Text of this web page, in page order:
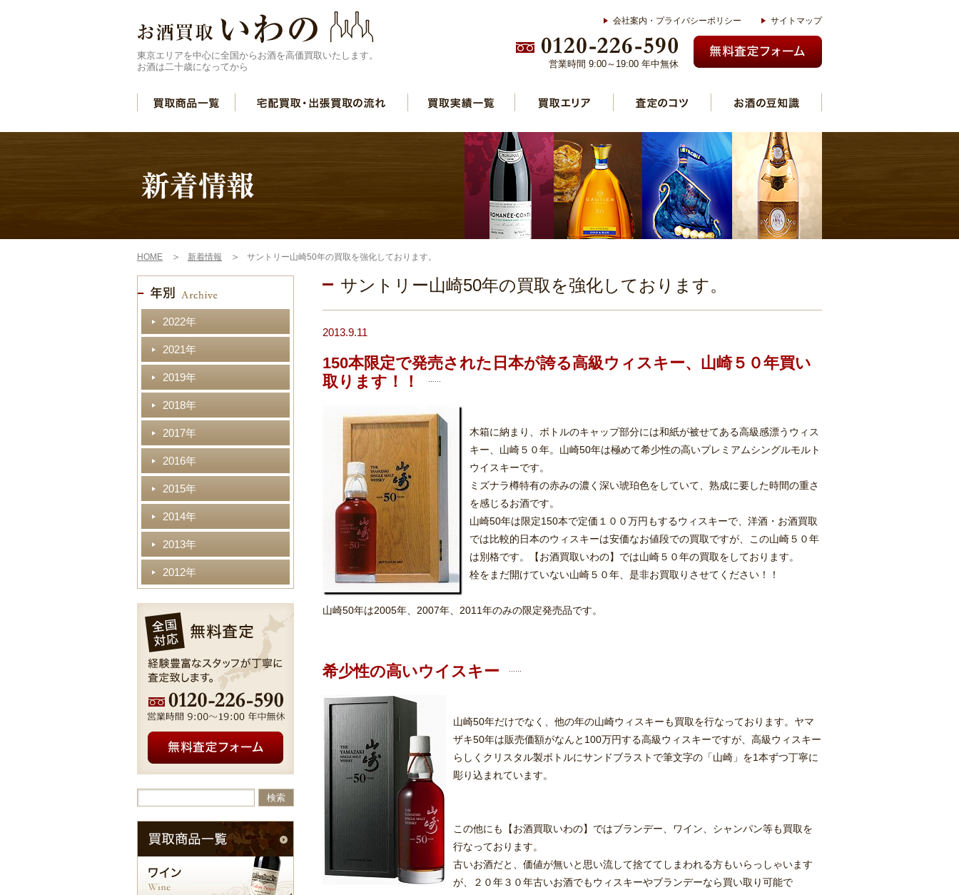
東京エリアを中心に全国からお酒を高価買取いたします。
お酒は二十歳になってから
会社案内・プライバシーポリシー サイトマップ
営業時間 9:00～19:00 年中無休
HOME 新着情報 サントリー山崎50年の買取を強化しております。
サントリー山崎50年の買取を強化しております。
2013.9.11
150本限定で発売された日本が誇る高級ウィスキー、山崎５０年買い
取ります！！
木箱に納まり、ボトルのキャップ部分には和紙が被せてある高級感漂うウィス
キー、山崎５０年。山崎50年は極めて希少性の高いプレミアムシングルモルト
ウイスキーです。
ミズナラ樽特有の赤みの濃く深い琥珀色をしていて、熟成に要した時間の重さ
を感じるお酒です。
山崎50年は限定150本で定価１００万円もするウィスキーで、洋酒・お酒買取
では比較的日本のウィスキーは安価なお値段での買取ですが、この山崎５０年
は別格です。【お酒買取いわの】では山崎５０年の買取をしております。
栓をまだ開けていない山崎５０年、是非お買取りさせてください！！
山崎50年は2005年、2007年、2011年のみの限定発売品です。
希少性の高いウイスキー
山崎50年だけでなく、他の年の山崎ウィスキーも買取を行なっております。ヤマ
ザキ50年は販売価額がなんと100万円する高級ウィスキーですが、高級ウィスキー
らしくクリスタル製ボトルにサンドブラストで筆文字の「山崎」を1本ずつ丁寧に
彫り込まれています。
この他にも【お酒買取いわの】ではブランデー、ワイン、シャンパン等も買取を
行なっております。
古いお酒だと、価値が無いと思い流して捨ててしまわれる方もいらっしゃいます
が、２０年３０年古いお酒でもウィスキーやブランデーなら買い取り可能で
2022年
2021年
2019年
2018年
2017年
2016年
2015年
2014年
2013年
2012年